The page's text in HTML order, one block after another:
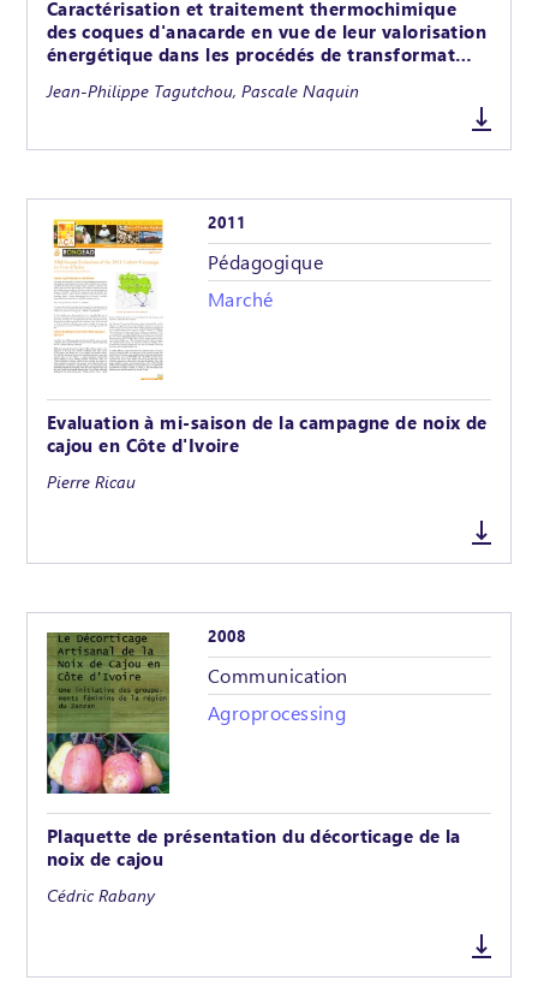
Caractérisation et traitement thermochimique
des coques d'anacarde en vue de leur valorisation
énergétique dans les procédés de transformat…
Jean-Philippe Tagutchou, Pascale Naquin
2011
Pédagogique
Marché
Evaluation à mi-saison de la campagne de noix de
cajou en Côte d'Ivoire
Pierre Ricau
2008
Communication
Agroprocessing
Plaquette de présentation du décorticage de la
noix de cajou
Cédric Rabany